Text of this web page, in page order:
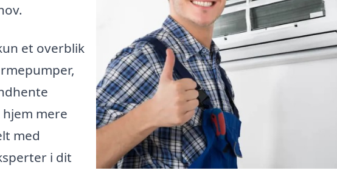
et overblik
mere
med
i dit